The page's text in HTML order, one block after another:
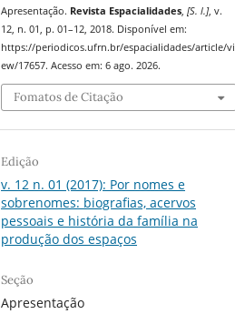
Apresentação. Revista Espacialidades ,[S. l.], v.
12, n. 01, p. 01–12, 2018. Disponível em:
https://periodicos.ufrn.br/espacialidades/article/vi
ew/17657. Acesso em: 6 ago. 2026.
Fomatos de Citação
Edição
v. 12 n. 01 (2017): Por nomes e
sobrenomes: biografias, acervos
pessoais e história da família na
produção dos espaços
Seção
Apresentação